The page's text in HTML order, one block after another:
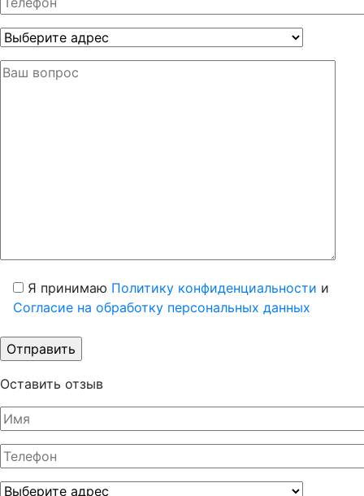
Я принимаю Политику конфиденциальности и
Согласие на обработку персональных данных
Оставить отзыв